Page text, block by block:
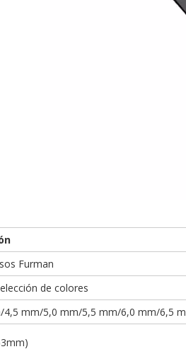
Furman
de colores
4,5 mm/5,0 mm/5,5 mm/6,0 mm/6,5